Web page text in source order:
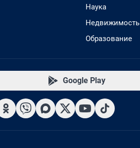
Наука
Недвижимость
Образование
Google Play